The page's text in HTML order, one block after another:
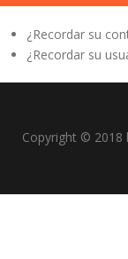
¿Recordar su
¿Recordar su
Copyright © 2018